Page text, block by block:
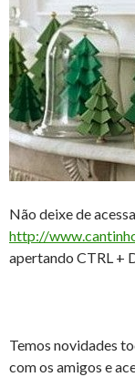
Não deixe de
http://
apertando CTRL +
Temos novidades
com os amigos e